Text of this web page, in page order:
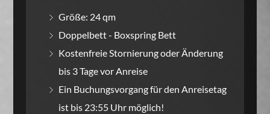
Größe: 24 qm
Doppelbett - Boxspring Bett
Kostenfreie Stornierung oder Änderung
bis 3 Tage vor Anreise
Ein Buchungsvorgang für den Anreisetag
ist bis 23:55 Uhr möglich!